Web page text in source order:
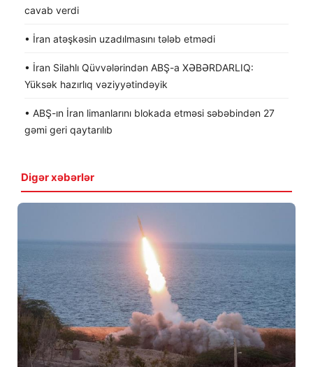
cavab verdi
• İran atəşkəsin uzadılmasını tələb etmədi
• İran Silahlı Qüvvələrindən ABŞ-a XƏBƏRDARLIQ:
Yüksək hazırlıq vəziyyətindəyik
• ABŞ-ın İran limanlarını blokada etməsi səbəbindən 27
gəmi geri qaytarılıb
Digər xəbərlər